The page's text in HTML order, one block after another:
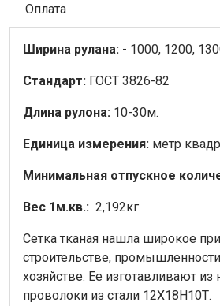
Оплата
Ширина рулана: - 1000, 1200,
Стандарт: ГОСТ 3826-82
Длина рулона: 10-30м.
Единица измерения: метр
Минимальная отпускное
Вес 1м.кв.: 2,192кг.
Сетка тканая нашла широкое
строительстве,
хозяйстве. Ее изготавливают
проволоки из стали 12Х18Н10Т.